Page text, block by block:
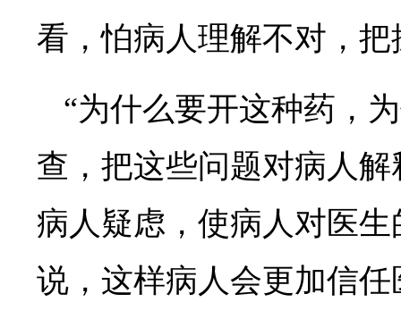
看，怕病人理解不对，
“为什么要开这种药，
查，把这些问题对病人
病人疑虑，使病人对医
说，这样病人会更加信